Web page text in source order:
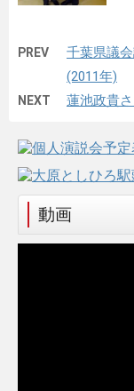
PREV
千葉県議
(2011年)
NEXT 蓮池政貴
動画